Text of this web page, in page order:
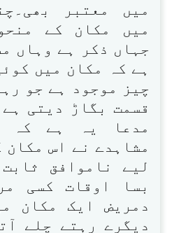
میں معتبر
میں مکان کے
جہاں ذکر ہے وہاں
ہے کہ مکان میں
چیز موجود ہے جو
قسمت بگاڑ دیتی
مدعا یہ ہے کہ
مشاہدے نے اس مکان
لیے ناموافق
بسا اوقات کسی
دمریض ایک مکان
دیگرے رہتے چلے